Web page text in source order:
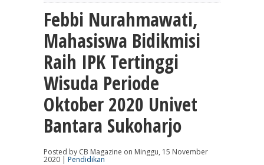
Febbi Nurahmawati,
Mahasiswa Bidikmisi
Raih IPK Tertinggi
Wisuda Periode
Oktober 2020 Univet
Bantara Sukoharjo
Posted by CB Magazine on Minggu, 15 November
2020 | Pendidikan